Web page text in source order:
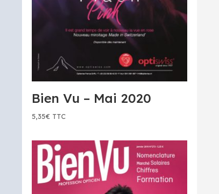
Bien Vu – Mai 2020
5,35€ TTC